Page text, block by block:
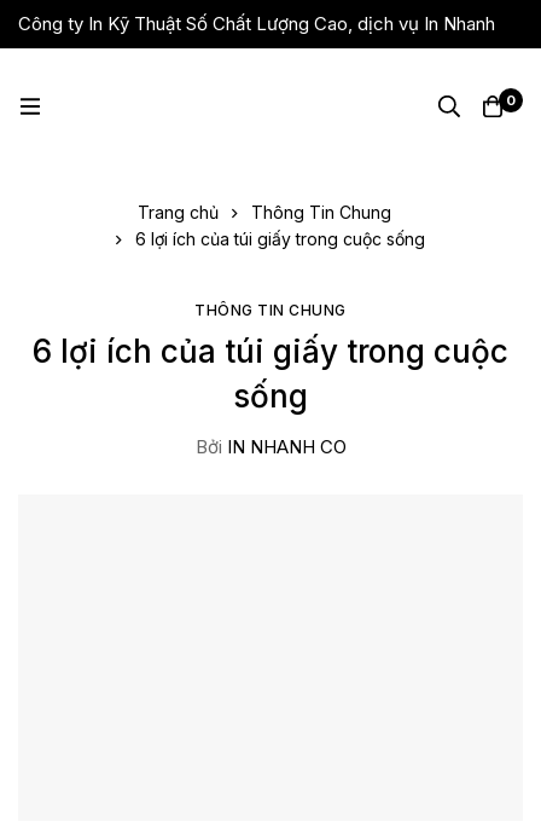
Công ty In Kỹ Thuật Số Chất Lượng Cao, dịch vụ In Nhanh
Giá Rẻ, Lấy Liền
0
Trang chủ
Thông Tin Chung
6 lợi ích của túi giấy trong cuộc sống
THÔNG TIN CHUNG
6 lợi ích của túi giấy trong cuộc
sống
Bởi IN NHANH CO